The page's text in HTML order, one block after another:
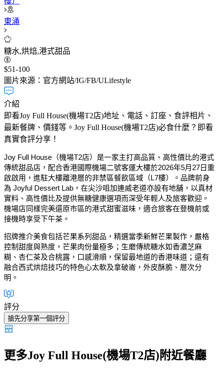
東涌
糖水,烘焙,港式甜品
$51-100
圖片來源：官方網站/IG/FB/ULifestyle
介紹
即看Joy Full House(機場T2店)地址、電話、訂座、食評相片、
最新餐牌、價錢等。Joy Full House(機場T2店)必食什麼？即看
真實食評分享！
Joy Full House（機場T2店）是一家主打高品質、高性價比的港式
傳統甜品店，配合香港國際機場二號客運大樓於2026年5月27日重
啟啟用，進駐大樓離港層的非禁區餐飲區域（L7樓）。品牌前身
為 Joyful Dessert Lab，在尖沙咀加連威老道亦設有地舖，以真材
實料、高性價比及提供無糖健康選項而深受年輕人及旅客歡迎。
機場店同樣完美還原市區的港式甜蜜滋味，適合旅客在登機前或
接機時享受下午茶。
招牌推介美食包括芒果系列甜品，精選當季新鮮芒果製作，嚴格
控制甜度與熟度，芒果肉份量極多；生磨傳統糖水如香濃芝麻
糊、杏仁茶及合桃露，口感滑順，保留最地道的香港味道；還有
融合西式烘焙技巧的特色心太軟及拿破崙，外皮酥脆、層次分
明。
評分
搶先分享第一個評分
更多Joy Full House(機場T2店)附近餐廳